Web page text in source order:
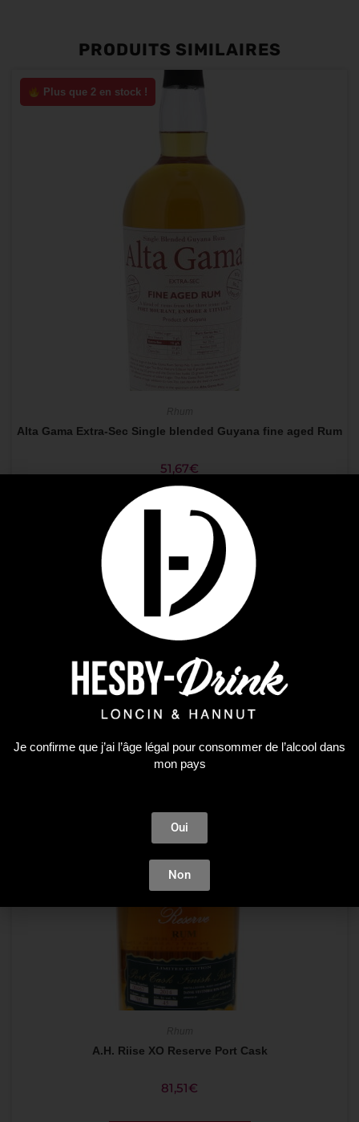
PRODUITS SIMILAIRES
Plus que 2 en stock !
Alta Gama Extra-Sec Single blended Guyana fine aged Rum
51,67€
AJOUTER AU PANIER
Plus que 4 en stock !
A.H. Riise XO Reserve Port Cask
81,51€
Je confirme que j’ai l’âge légal pour consommer de l’alcool dans
mon pays
Oui
Non